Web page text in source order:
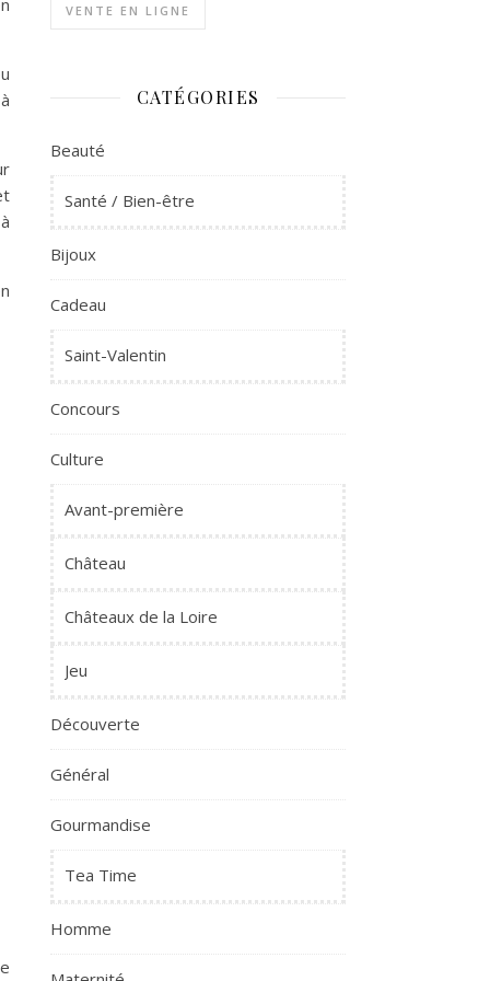
VENTE EN LIGNE
CATÉGORIES
Beauté
Santé / Bien-être
Bijoux
Cadeau
Saint-Valentin
Concours
Culture
Avant-première
Château
Châteaux de la Loire
Jeu
Découverte
Général
Gourmandise
Tea Time
Homme